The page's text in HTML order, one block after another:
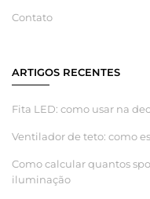
Contato
ARTIGOS RECENTES
Fita LED: como usar na
Ventilador de teto: como
Como calcular quantos
iluminação